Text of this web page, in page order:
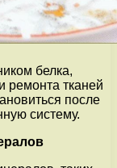
белка,
ремонта тканей
после
систему.